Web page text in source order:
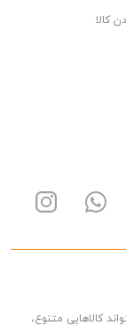
کالا
کالاهایی متنوع،